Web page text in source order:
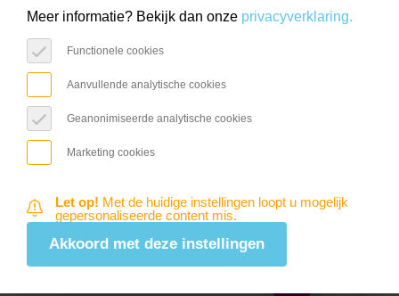
FeelGood Market
Agenda / Public
Meer informatie? Bekijk dan onze privacyverklaring.
Functionele cookies
Aanvullende analytische cookies
Geanonimiseerde analytische cookies
Marketing cookies
Let op! Met de huidige instellingen loopt u mogelijk
gepersonaliseerde content mis.
Akkoord met deze instellingen